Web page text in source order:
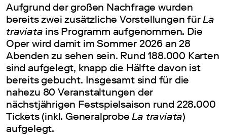
Aufgrund der großen Nachfrage wurden
bereits zwei zusätzliche Vorstellungen für La
traviata ins Programm aufgenommen. Die
Oper wird damit im Sommer 2026 an 28
Abenden zu sehen sein. Rund 188.000 Karten
sind aufgelegt, knapp die Hälfte davon ist
bereits gebucht. Insgesamt sind für die
nahezu 80 Veranstaltungen der
nächstjährigen Festspielsaison rund 228.000
Tickets (inkl. Generalprobe La traviata)
aufgelegt.